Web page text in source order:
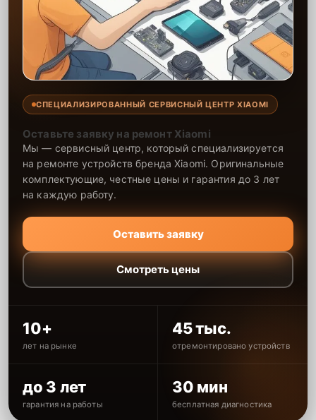
СПЕЦИАЛИЗИРОВАННЫЙ СЕРВИСНЫЙ ЦЕНТР XIAOMI
Оставьте заявку на ремонт Xiaomi
Мы — сервисный центр, который специализируется
на ремонте устройств бренда Xiaomi. Оригинальные
комплектующие, честные цены и гарантия до 3 лет
на каждую работу.
Оставить заявку
Смотреть цены
10+
лет на рынке
45 тыс.
отремонтировано устройств
до 3 лет
гарантия на работы
30 мин
бесплатная диагностика